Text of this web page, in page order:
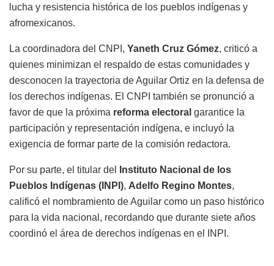
lucha y resistencia histórica de los pueblos indígenas y
afromexicanos.
La coordinadora del CNPI, Yaneth Cruz Gómez, criticó a
quienes minimizan el respaldo de estas comunidades y
desconocen la trayectoria de Aguilar Ortiz en la defensa de
los derechos indígenas. El CNPI también se pronunció a
favor de que la próxima reforma electoral garantice la
participación y representación indígena, e incluyó la
exigencia de formar parte de la comisión redactora.
Por su parte, el titular del
Instituto Nacional de los
Pueblos Indígenas (INPI), Adelfo Regino Montes,
calificó el nombramiento de Aguilar como un paso histórico
para la vida nacional, recordando que durante siete años
coordinó el área de derechos indígenas en el INPI.